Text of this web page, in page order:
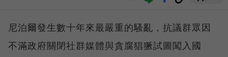
尼泊爾發生數十年來最嚴重的騷亂，抗議群眾因
不滿政府關閉社群媒體與貪腐猖獗試圖闖入國